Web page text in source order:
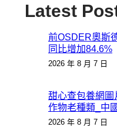
Latest
前OSDER奧斯
同比增加84.6%
2026 年 8 月 7 日
甜心查包養網圖
作物老種類_中
2026 年 8 月 7 日